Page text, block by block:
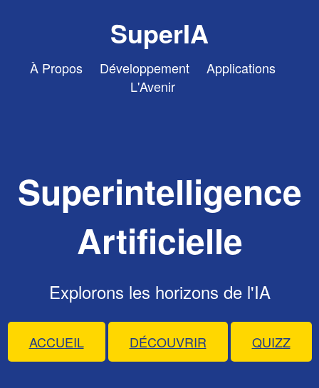
SuperIA
À Propos Développement
Applications
L'Avenir
Superintelligence
Artificielle
Explorons les horizons de l'IA
ACCUEIL DÉCOUVRIR QUIZZ